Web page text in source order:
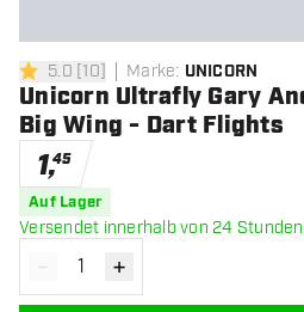
5 Bewertungssterne
5.0 [10] Marke: UNICORN
Unicorn Ultrafly Gary
Big Wing - Dart Flights
1,45
Auf Lager
Versendet innerhalb von 24 Stunden
Menge verringern
- Menge erhöhen
+